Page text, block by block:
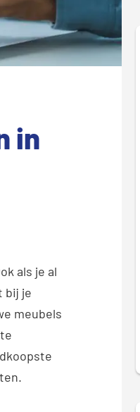
in
als je al
bij je
meubels